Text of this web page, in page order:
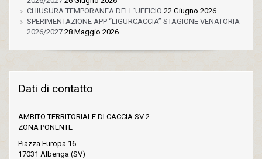
CHIUSURA TEMPORANEA DELL’UFFICIO 22 Giugno 2026
SPERIMENTAZIONE APP “LIGURCACCIA” STAGIONE VENATORIA
2026/2027 28 Maggio 2026
Dati di contatto
AMBITO TERRITORIALE DI CACCIA SV 2
ZONA PONENTE
Piazza Europa 16
17031 Albenga (SV)